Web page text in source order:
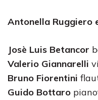
Antonella Ruggiero
Josè Luis Betancor
Valerio Giannarelli
Bruno Fiorentini
Guido Bottaro